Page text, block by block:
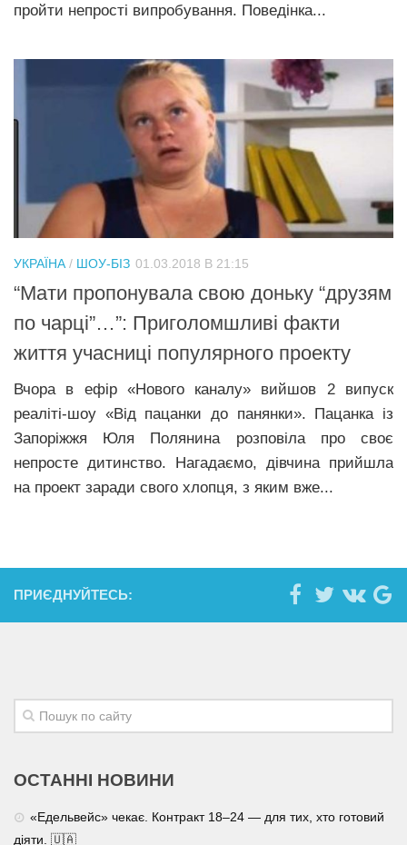
пройти непрості випробування. Поведінка...
УКРАЇНА/ ШОУ-БІЗ 01.03.2018 В 21:15
“Мати пропонувала свою доньку “друзям
по чарці”…”: Приголомшливі факти
життя учасниці популярного проекту
Вчора в ефір «Нового каналу» вийшов 2 випуск
реаліті-шоу «Від пацанки до панянки». Пацанка із
Запоріжжя Юля Полянина розповіла про своє
непросте дитинство. Нагадаємо, дівчина прийшла
на проект заради свого хлопця, з яким вже...
ПРИЄДНУЙТЕСЬ:
ОСТАННІ НОВИНИ
«Едельвейс» чекає. Контракт 18–24 — для тих, хто готовий
діяти. 🇺🇦